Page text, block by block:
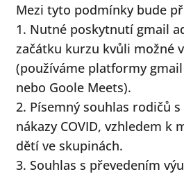
Mezi tyto podmínky bude
1. Nutné poskytnutí gmail
začátku kurzu kvůli možné
(používáme platformy
nebo Goole Meets).
2. Písemný souhlas rodičů
nákazy COVID, vzhledem k
dětí ve skupinách.
3. Souhlas s převedením